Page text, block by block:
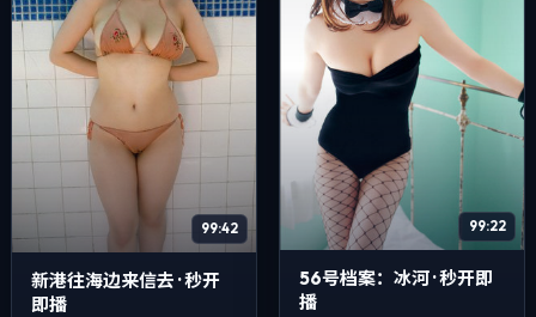
99:42
新港往海边来信去 · 秒开
即播
99:22
56号档案：冰河 · 秒开即
播